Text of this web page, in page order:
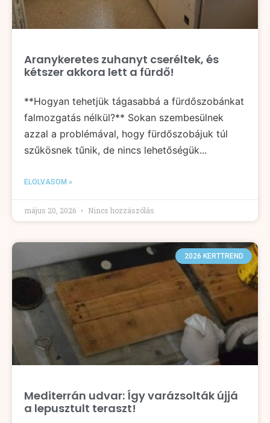
Aranykeretes zuhanyt cseréltek, és
kétszer akkora lett a fürdő!
**Hogyan tehetjük tágasabbá a fürdőszobánkat
falmozgatás nélkül?** Sokan szembesülnek
azzal a problémával, hogy fürdőszobájuk túl
szűkösnek tűnik, de nincs lehetőségük...
ELOLVASOM »
május 20, 2026 Nincs hozzászólás
2026 KERTTREND
Mediterrán udvar: Így varázsolták újjá
a lepusztult teraszt!